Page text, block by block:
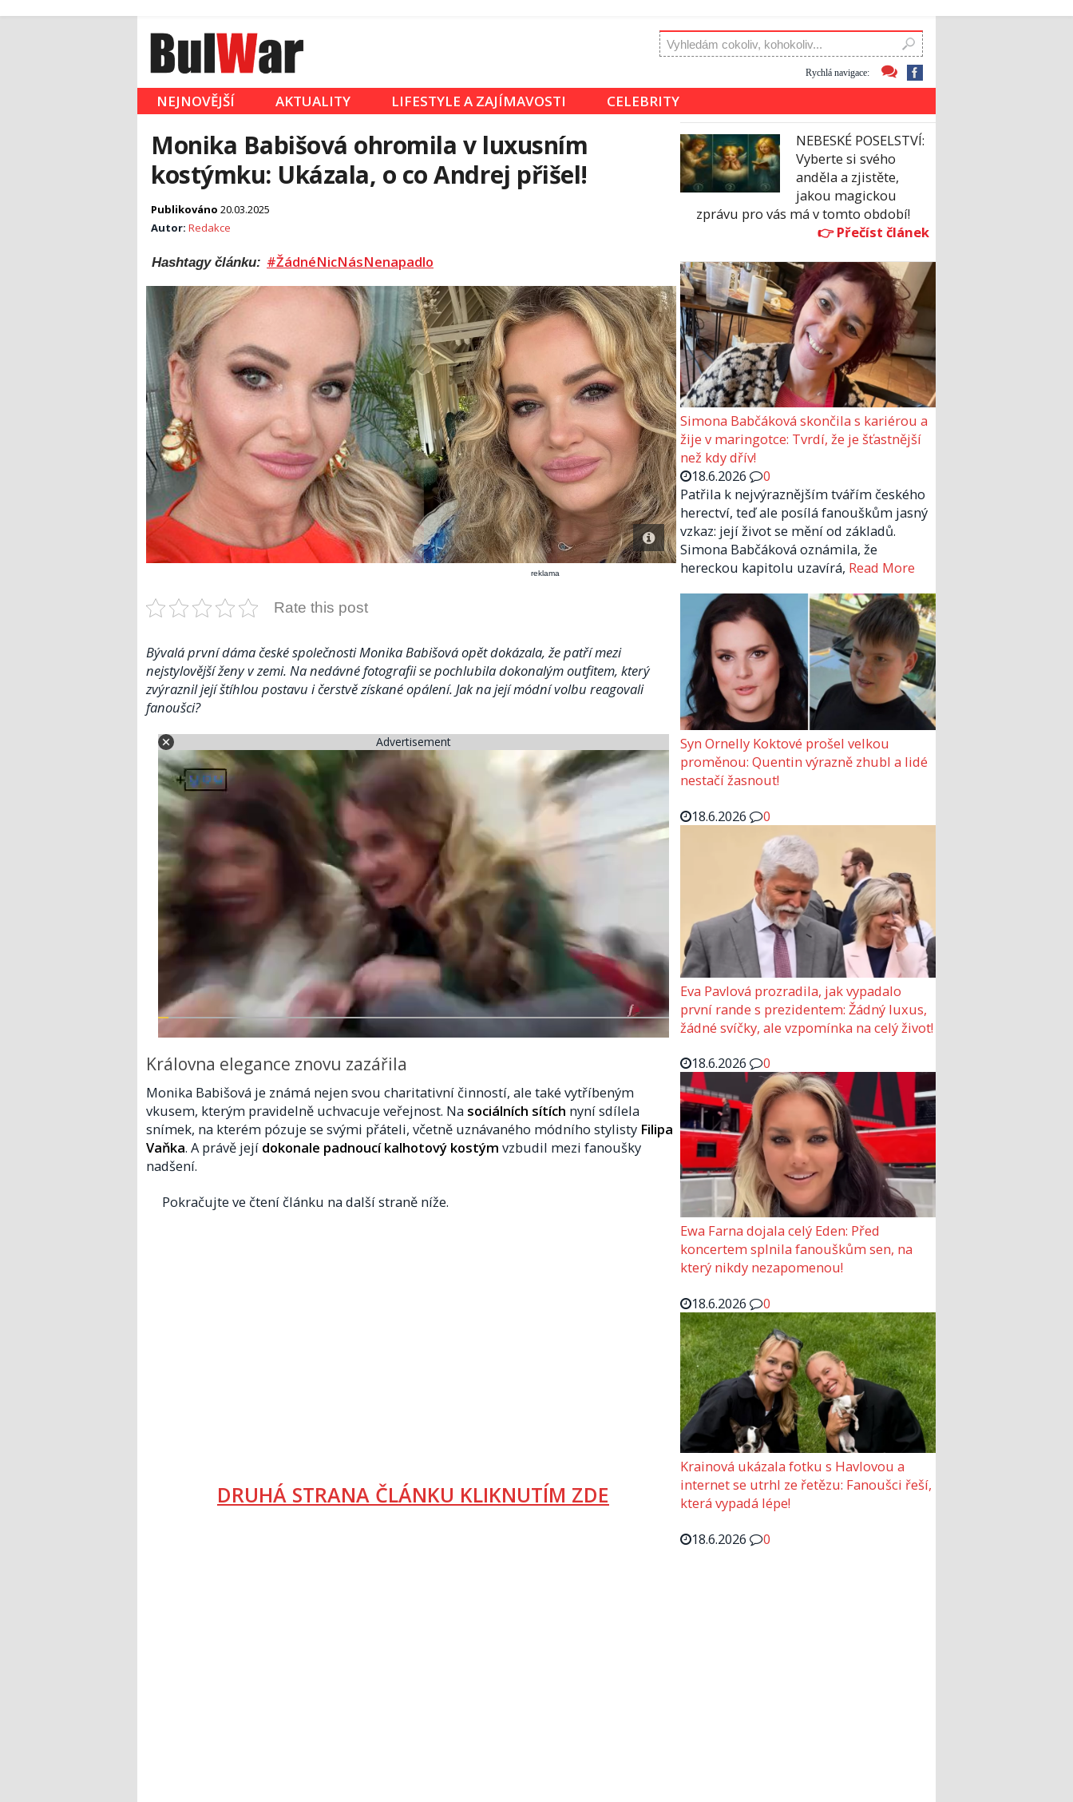
Rychlá navigace:
NEJNOVĚJŠÍ AKTUALITY LIFESTYLE A ZAJÍMAVOSTI CELEBRITY
Monika Babišová ohromila v luxusním
kostýmku: Ukázala, o co Andrej přišel!
Publikováno 20.03.2025
Autor: Redakce
Hashtagy článku: #ŽádnéNicNásNenapadlo
reklama
Rate this post
Bývalá první dáma české společnosti Monika Babišová opět dokázala, že patří mezi
nejstylovější ženy v zemi. Na nedávné fotografii se pochlubila dokonalým outfitem, který
zvýraznil její štíhlou postavu i čerstvě získané opálení. Jak na její módní volbu reagovali
fanoušci?
Advertisement
Královna elegance znovu zazářila
Monika Babišová je známá nejen svou charitativní činností, ale také vytříbeným
vkusem, kterým pravidelně uchvacuje veřejnost. Na sociálních sítích nyní sdílela
snímek, na kterém pózuje se svými přáteli, včetně uznávaného módního stylisty Filipa
Vaňka. A právě její dokonale padnoucí kalhotový kostým vzbudil mezi fanoušky
nadšení.
Pokračujte ve čtení článku na další straně níže.
DRUHÁ STRANA ČLÁNKU KLIKNUTÍM ZDE
NEBESKÉ POSELSTVÍ:
Vyberte si svého
anděla a zjistěte,
jakou magickou
zprávu pro vás má v tomto období!
Simona Babčáková skončila s kariérou a
žije v maringotce: Tvrdí, že je šťastnější
než kdy dřív!
18.6.2026
0
Patřila k nejvýraznějším tvářím českého
herectví, teď ale posílá fanouškům jasný
vzkaz: její život se mění od základů.
Simona Babčáková oznámila, že
hereckou kapitolu uzavírá, Read More
Syn Ornelly Koktové prošel velkou
proměnou: Quentin výrazně zhubl a lidé
nestačí žasnout!
18.6.2026
0
Eva Pavlová prozradila, jak vypadalo
první rande s prezidentem: Žádný luxus,
žádné svíčky, ale vzpomínka na celý život!
18.6.2026
0
Ewa Farna dojala celý Eden: Před
koncertem splnila fanouškům sen, na
který nikdy nezapomenou!
18.6.2026
0
Krainová ukázala fotku s Havlovou a
internet se utrhl ze řetězu: Fanoušci řeší,
která vypadá lépe!
18.6.2026
0